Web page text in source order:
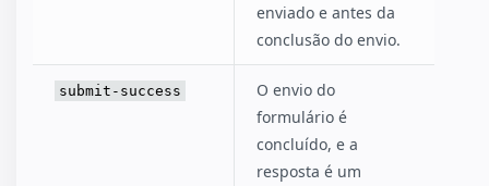
enviado e antes da
conclusão do envio.
submit-success
O envio do
formulário é
concluído, e a
resposta é um